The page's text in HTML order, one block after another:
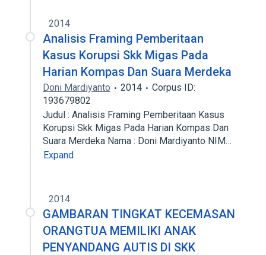
2014
Analisis Framing Pemberitaan
Kasus Korupsi Skk Migas Pada
Harian Kompas Dan Suara Merdeka
Doni Mardiyanto 2014
Corpus ID:
193679802
Judul : Analisis Framing Pemberitaan Kasus
Korupsi Skk Migas Pada Harian Kompas Dan
Suara Merdeka Nama : Doni Mardiyanto NIM…
Expand
2014
GAMBARAN TINGKAT KECEMASAN
ORANGTUA MEMILIKI ANAK
PENYANDANG AUTIS DI SKK